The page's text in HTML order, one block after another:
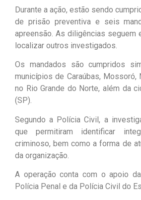
Durante a ação, estão sendo
de prisão preventiva e seis
apreensão. As diligências seguem
localizar outros investigados.
Os mandados são cumpridos
municípios de Caraúbas, Mossoró,
no Rio Grande do Norte, além da
(SP).
Segundo a Polícia Civil, a
que permitiram identificar
criminoso, bem como a forma de
da organização.
A operação conta com o apoio
Polícia Penal e da Polícia Civil do